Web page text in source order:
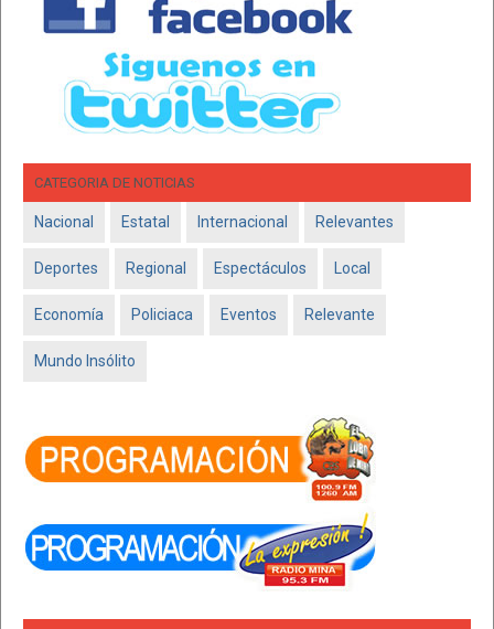
CATEGORIA DE NOTICIAS
Nacional Estatal Internacional Relevantes
Deportes Regional Espectáculos Local
Economía Policiaca Eventos Relevante
Mundo Insólito